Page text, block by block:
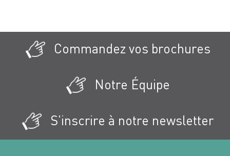
Commandez vos brochures
Notre Équipe
S'inscrire à notre newsletter